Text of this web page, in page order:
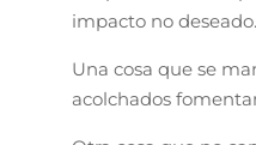
impacto no deseado.
Una cosa que se
acolchados